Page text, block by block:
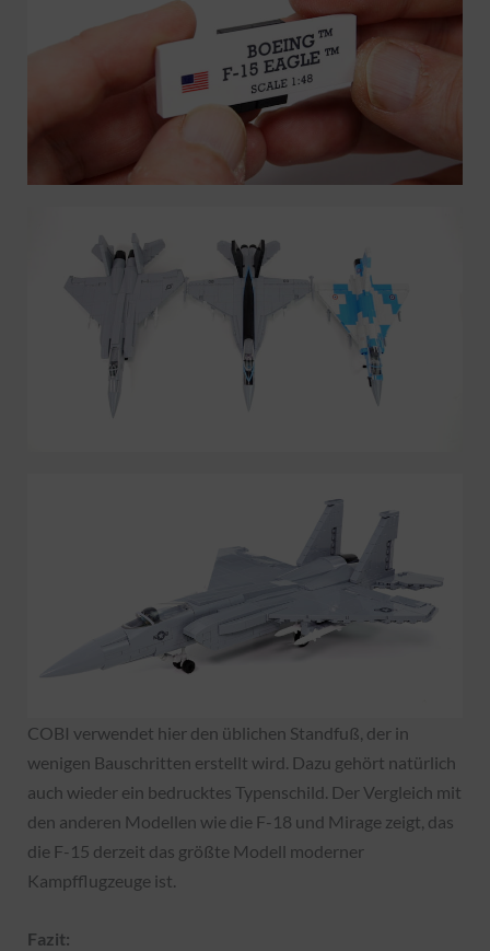
COBI verwendet hier den üblichen Standfuß, der in
wenigen Bauschritten erstellt wird. Dazu gehört natürlich
auch wieder ein bedrucktes Typenschild. Der Vergleich mit
den anderen Modellen wie die F-18 und Mirage zeigt, das
die F-15 derzeit das größte Modell moderner
Kampfflugzeuge ist.
Fazit: